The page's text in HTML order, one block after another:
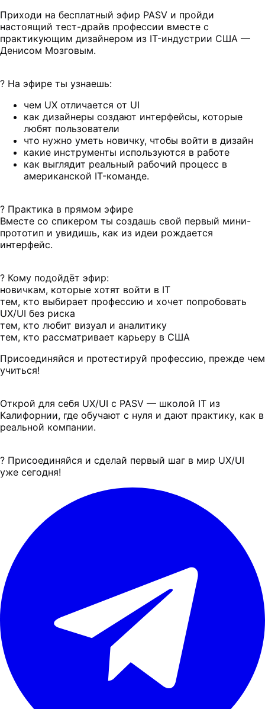
Приходи на бесплатный эфир PASV и пройди
настоящий тест-драйв профессии вместе с
практикующим дизайнером из IT-индустрии США —
Денисом Мозговым.
? На эфире ты узнаешь:
чем UX отличается от UI
как дизайнеры создают интерфейсы, которые
любят пользователи
что нужно уметь новичку, чтобы войти в дизайн
какие инструменты используются в работе
как выглядит реальный рабочий процесс в
американской IT-команде.
? Практика в прямом эфире
Вместе со спикером ты создашь свой первый мини-
прототип и увидишь, как из идеи рождается
интерфейс.
? Кому подойдёт эфир:
новичкам, которые хотят войти в IT
тем, кто выбирает профессию и хочет попробовать
UX/UI без риска
тем, кто любит визуал и аналитику
тем, кто рассматривает карьеру в США
Присоединяйся и протестируй профессию, прежде чем
учиться!
Открой для себя UX/UI с PASV — школой IT из
Калифорнии, где обучают с нуля и дают практику, как в
реальной компании.
? Присоединяйся и сделай первый шаг в мир UX/UI
уже сегодня!